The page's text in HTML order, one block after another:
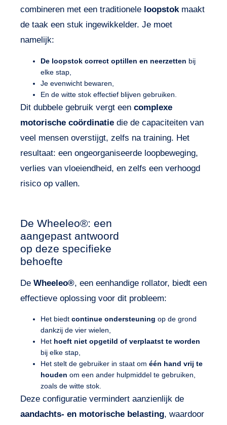
combineren met een traditionele loopstokmaakt
de taak een stuk ingewikkelder. Je moet
namelijk:
De loopstok correct optillen en neerzetten bij
elke stap,
Je evenwicht bewaren,
En de witte stok effectief blijven gebruiken.
Dit dubbele gebruik vergt een complexe
motorische coördinatie die de capaciteiten van
veel mensen overstijgt, zelfs na training. Het
resultaat: een ongeorganiseerde loopbeweging,
verlies van vloeiendheid, en zelfs een verhoogd
risico op vallen.
De Wheeleo®: een
aangepast antwoord
op deze specifieke
behoefte
De Wheeleo®, een eenhandige rollator, biedt een
effectieve oplossing voor dit probleem:
Het biedt continue ondersteuning op de grond
dankzij de vier wielen,
Het hoeft niet opgetild of verplaatst te worden
bij elke stap,
Het stelt de gebruiker in staat om één hand vrij te
houden om een ander hulpmiddel te gebruiken,
zoals de witte stok.
Deze configuratie vermindert aanzienlijk de
aandachts- en motorische belasting, waardoor